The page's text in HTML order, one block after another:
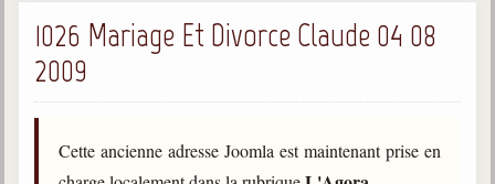
Bibliothèque spirite
Documents
Bulletins "Le Spiritisme"
1026 Mariage Et Divorce Claude 04 08
2009
Cette ancienne adresse Joomla est maintenant prise en